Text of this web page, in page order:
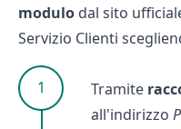
modulo dal sito
Servizio Clienti
Tramite
all'indirizzo